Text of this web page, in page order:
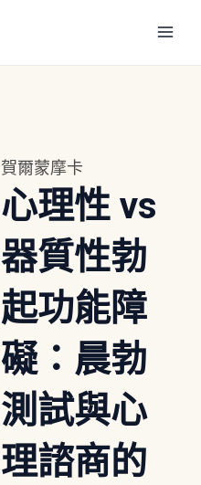
賀爾蒙摩卡
心理性 vs
器質性勃
起功能障
礙：晨勃
測試與心
理諮商的